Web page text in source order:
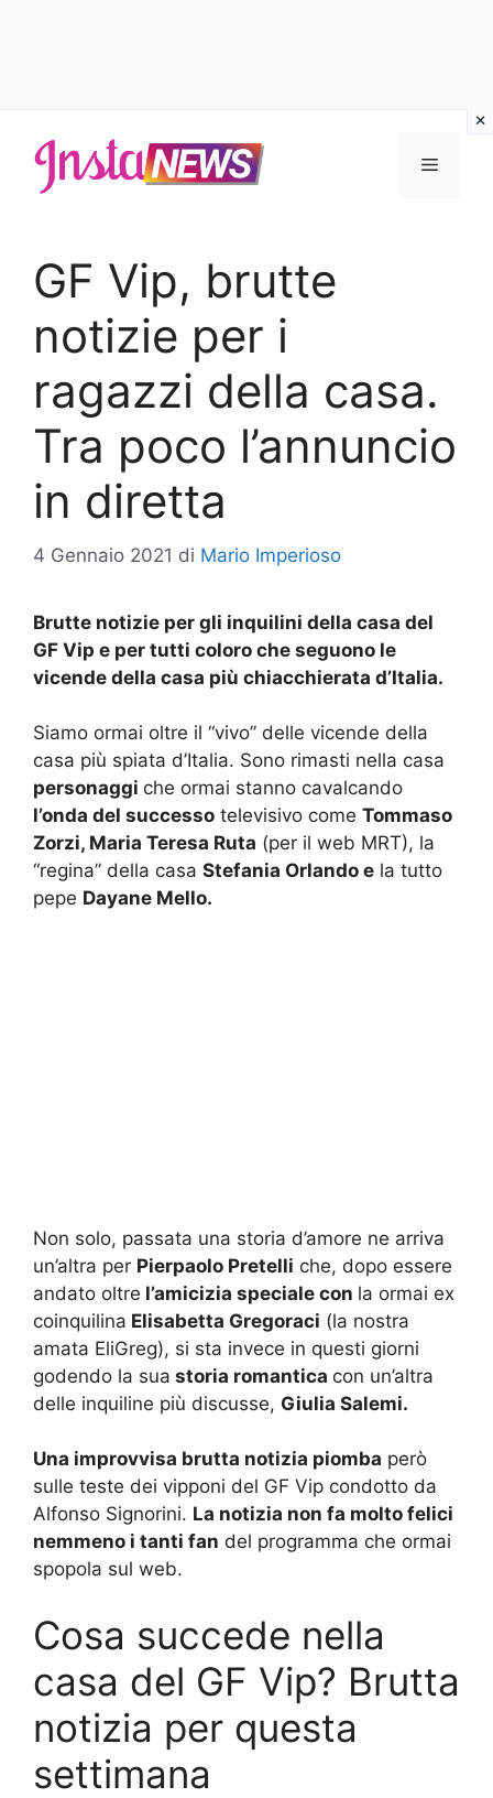
contenuto
Menu
GF Vip, brutte
notizie per i
ragazzi della casa.
Tra poco l’annuncio
in diretta
4 Gennaio 2021 di Mario Imperioso
Brutte notizie per gli inquilini della casa del
GF Vip e per tutti coloro che seguono le
vicende della casa più chiacchierata d’Italia.
Siamo ormai oltre il “vivo” delle vicende della
casa più spiata d’Italia. Sono rimasti nella casa
personaggi che ormai stanno cavalcando
l’onda del successo televisivo come Tommaso
Zorzi, Maria Teresa Ruta (per il web MRT), la
“regina” della casa Stefania Orlando e la tutto
pepe Dayane Mello.
Non solo, passata una storia d’amore ne arriva
un’altra per Pierpaolo Pretelli che, dopo essere
andato oltre l’amicizia speciale con la ormai ex
coinquilina Elisabetta Gregoraci (la nostra
amata EliGreg), si sta invece in questi giorni
godendo la sua storia romantica con un’altra
delle inquiline più discusse, Giulia Salemi.
Una improvvisa brutta notizia piomba però
sulle teste dei vipponi del GF Vip condotto da
Alfonso Signorini. La notizia non fa molto felici
nemmeno i tanti fan del programma che ormai
spopola sul web.
Cosa succede nella
casa del GF Vip? Brutta
notizia per questa
settimana